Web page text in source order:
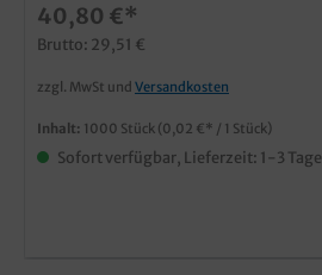
40,80 €*
Brutto: 29,51 €
zzgl. MwSt und Versandkosten
Inhalt: 1000 Stück (0,02 €* / 1 Stück)
Sofort verfügbar, Lieferzeit: 1-3 Tage